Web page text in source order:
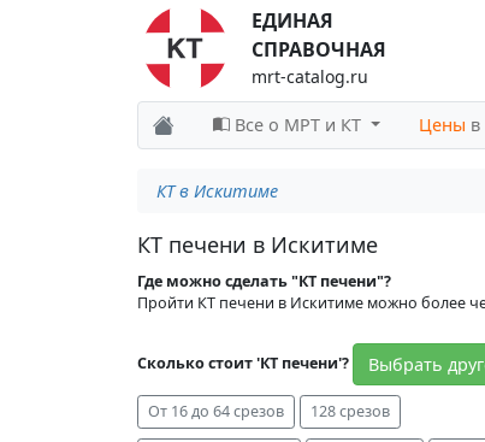
ЕДИНАЯ
СПРАВОЧНАЯ
mrt-catalog.ru
Все о МРТ и КТ Цены
КТ в Искитиме
КТ печени в Искитиме
Где можно сделать "КТ печени"?
Пройти КТ печени в Искитиме можно более
Сколько стоит 'КТ печени'? Выбрать
От 16 до 64 срезов 128 срезов